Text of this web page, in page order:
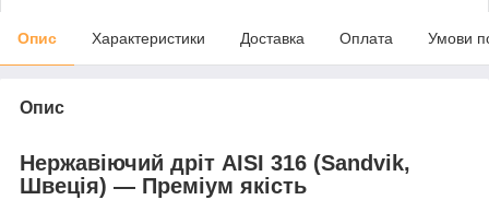
Опис Характеристики Доставка Оплата Умови
Опис
Нержавіючий дріт AISI 316 (Sandvik,
Швеція) — Преміум якість